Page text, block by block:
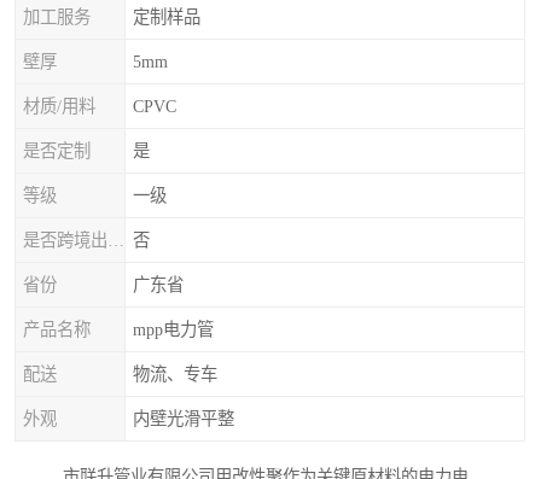
加工服务 定制样品
壁厚 5mm
材质/用料 CPVC
是否定制 是
等级 一级
否
省份 广东省
产品名称 mpp电力管
配送 物流、专车
外观 内壁光滑平整